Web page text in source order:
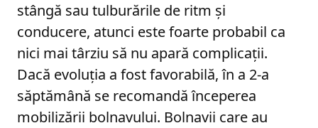
stângă sau tulburările de ritm şi
conducere, atunci este foarte probabil ca
nici mai târziu să nu apară complicaţii.
Dacă evoluţia a fost favorabilă, în a 2-a
săptămână se recomandă începerea
mobilizării bolnavului. Bolnavii care au